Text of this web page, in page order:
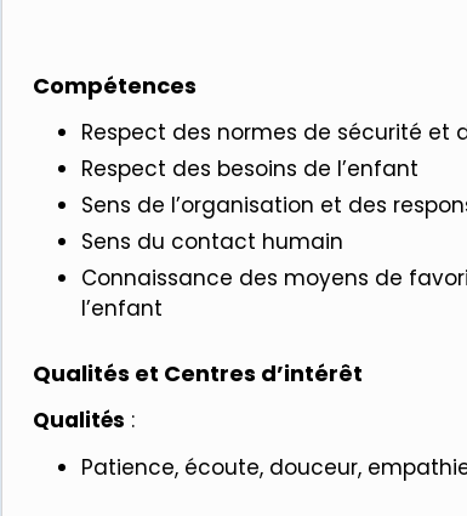
Compétences
Respect des normes de sécurité et
Respect des besoins de l’enfant
Sens de l’organisation et des
Sens du contact humain
Connaissance des moyens de
l’enfant
Qualités et Centres d’intérêt
Qualités :
Patience, écoute, douceur,